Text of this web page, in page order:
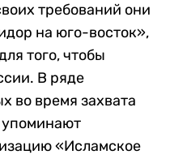
требований они
на юго-восток»,
того, чтобы
В ряде
во время захвата
«Исламское